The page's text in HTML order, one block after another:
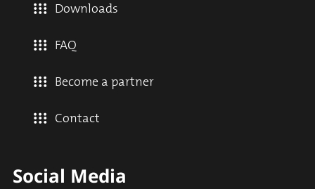
Downloads
FAQ
Become a partner
Contact
Social Media